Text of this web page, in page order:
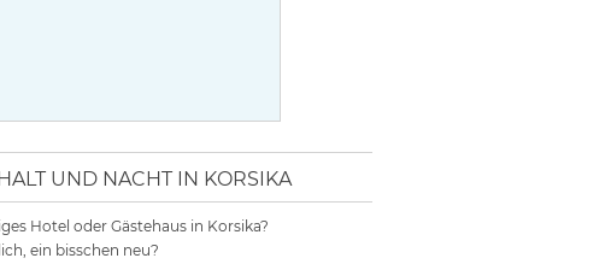
UND NACHT IN KORSIKA
Hotel oder Gästehaus in Korsika?
ein bisschen neu?